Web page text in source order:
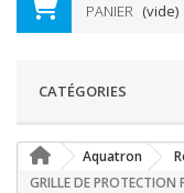
PANIER (vide)
CATÉGORIES
Aquatron
GRILLE DE PROTECTION